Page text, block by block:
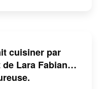
cuisiner par
de Lara Fabian…